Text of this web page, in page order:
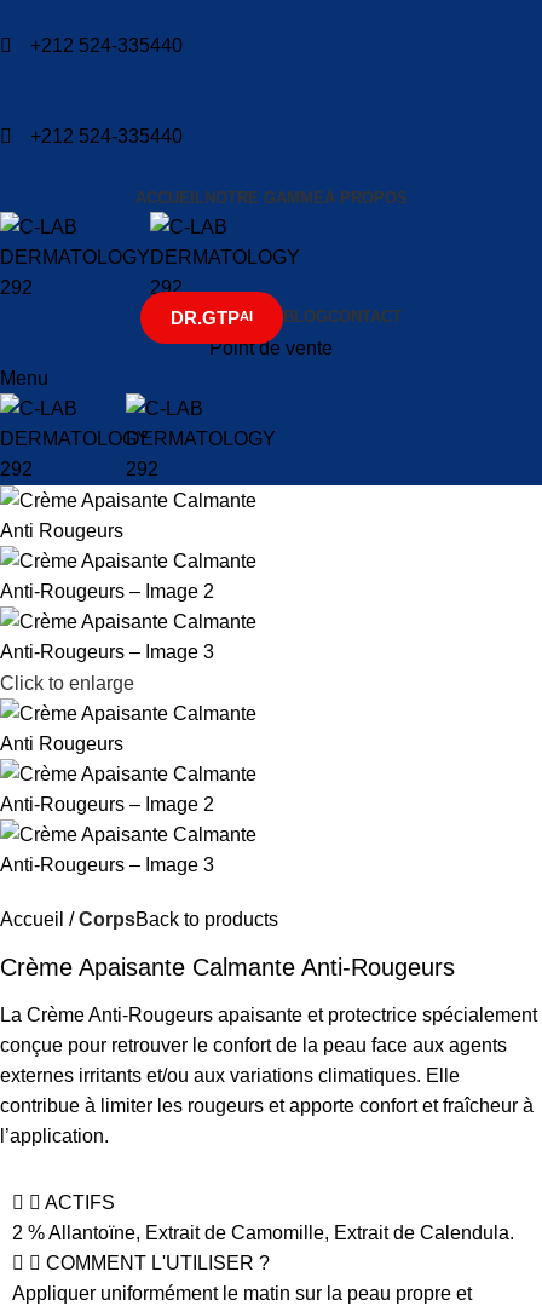
+212 524-335440
+212 524-335440
ACCUEILNOTRE GAMMEÀ PROPOS
DR.GTPAI BLOGCONTACT
Point de vente
Menu
Click to enlarge
Accueil CorpsBack to products
Crème Apaisante Calmante Anti-Rougeurs
La Crème Anti-Rougeurs apaisante et protectrice spécialement
conçue pour retrouver le confort de la peau face aux agents
externes irritants et/ou aux variations climatiques. Elle
contribue à limiter les rougeurs et apporte confort et fraîcheur à
l’application.
ACTIFS
2 % Allantoïne, Extrait de Camomille, Extrait de Calendula.
COMMENT L'UTILISER ?
Appliquer uniformément le matin sur la peau propre et